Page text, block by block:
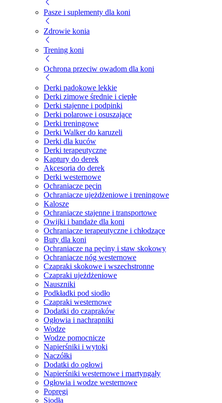
Pasze i suplementy dla koni
Zdrowie konia
Trening koni
Ochrona przeciw owadom dla koni
Derki padokowe lekkie
Derki zimowe średnie i ciepłe
Derki stajenne i podpinki
Derki polarowe i osuszające
Derki treningowe
Derki Walker do karuzeli
Derki dla kuców
Derki terapeutyczne
Kaptury do derek
Akcesoria do derek
Derki westernowe
Ochraniacze pęcin
Ochraniacze ujeżdżeniowe i treningowe
Kalosze
Ochraniacze stajenne i transportowe
Owijki i bandaże dla koni
Ochraniacze terapeutyczne i chłodzące
Buty dla koni
Ochraniacze na pęciny i staw skokowy
Ochraniacze nóg westernowe
Czapraki skokowe i wszechstronne
Czapraki ujeżdżeniowe
Nauszniki
Podkładki pod siodło
Czapraki westernowe
Dodatki do czapraków
Ogłowia i nachrapniki
Wodze
Wodze pomocnicze
Napierśniki i wytoki
Naczółki
Dodatki do ogłowi
Napierśniki westernowe i martyngały
Ogłowia i wodze westernowe
Popręgi
Siodła